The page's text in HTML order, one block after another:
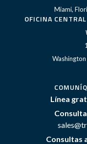
Miami,
OFICINA
Línea
Consultas